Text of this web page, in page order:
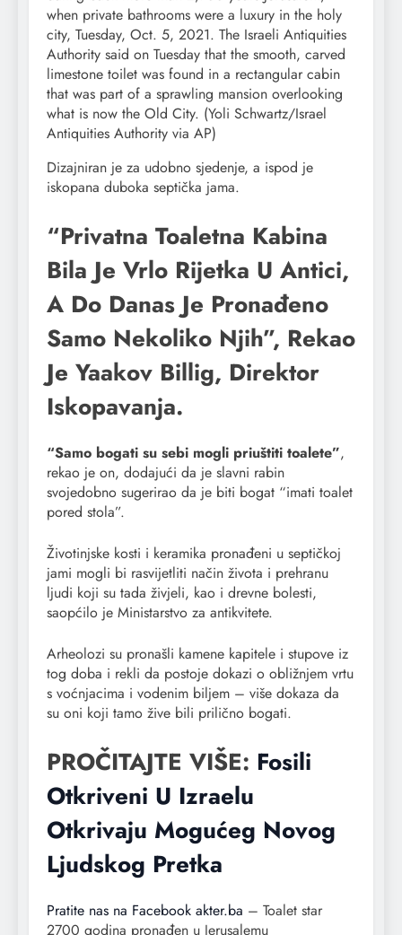
Dizajniran je za udobno sjedenje, a ispod je
iskopana duboka septička jama.
“Privatna Toaletna Kabina
Bila Je Vrlo Rijetka U Antici,
A Do Danas Je Pronađeno
Samo Nekoliko Njih”, Rekao
Je Yaakov Billig, Direktor
Iskopavanja.
“Samo bogati su sebi mogli priuštiti toalete”,
rekao je on, dodajući da je slavni rabin
svojedobno sugerirao da je biti bogat “imati toalet
pored stola”.
Životinjske kosti i keramika pronađeni u septičkoj
jami mogli bi rasvijetliti način života i prehranu
ljudi koji su tada živjeli, kao i drevne bolesti,
saopćilo je Ministarstvo za antikvitete.
Arheolozi su pronašli kamene kapitele i stupove iz
tog doba i rekli da postoje dokazi o obližnjem vrtu
s voćnjacima i vodenim biljem – više dokaza da
su oni koji tamo žive bili prilično bogati.
PROČITAJTE VIŠE: Fosili
Otkriveni U Izraelu
Otkrivaju Mogućeg Novog
Ljudskog Pretka
Pratite nas na Facebook akter.ba – Toalet star
2700 godina pronađen u Jerusalemu